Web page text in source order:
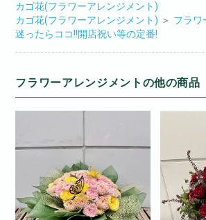
カゴ花(フラワーアレンジメント)
カゴ花(フラワーアレンジメント) ＞ フラワ
迷ったらココ!!開店祝い等の定番!
フラワーアレンジメントの他の商品